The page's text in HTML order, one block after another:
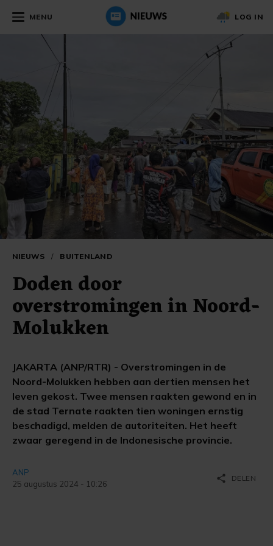
MENU LOG IN
NIEUWS / BUITENLAND
Doden door
overstromingen in Noord-
Molukken
JAKARTA (ANP/RTR) - Overstromingen in de
Noord-Molukken hebben aan dertien mensen het
leven gekost. Twee mensen raakten gewond en in
de stad Ternate raakten tien woningen ernstig
beschadigd, melden de autoriteiten. Het heeft
zwaar geregend in de Indonesische provincie.
ANP
25 augustus 2024 - 10:26
share DELEN